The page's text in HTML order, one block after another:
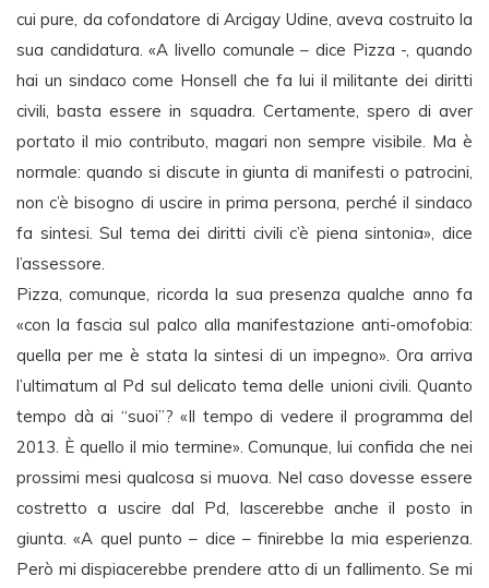
cui pure, da cofondatore di Arcigay Udine, aveva costruito la
sua candidatura. «A livello comunale – dice Pizza -, quando
hai un sindaco come Honsell che fa lui il militante dei diritti
civili, basta essere in squadra. Certamente, spero di aver
portato il mio contributo, magari non sempre visibile. Ma è
normale: quando si discute in giunta di manifesti o patrocini,
non c’è bisogno di uscire in prima persona, perché il sindaco
fa sintesi. Sul tema dei diritti civili c’è piena sintonia», dice
l’assessore.
Pizza, comunque, ricorda la sua presenza qualche anno fa
«con la fascia sul palco alla manifestazione anti-omofobia:
quella per me è stata la sintesi di un impegno». Ora arriva
l’ultimatum al Pd sul delicato tema delle unioni civili. Quanto
tempo dà ai “suoi”? «Il tempo di vedere il programma del
2013. È quello il mio termine». Comunque, lui confida che nei
prossimi mesi qualcosa si muova. Nel caso dovesse essere
costretto a uscire dal Pd, lascerebbe anche il posto in
giunta. «A quel punto – dice – finirebbe la mia esperienza.
Però mi dispiacerebbe prendere atto di un fallimento. Se mi